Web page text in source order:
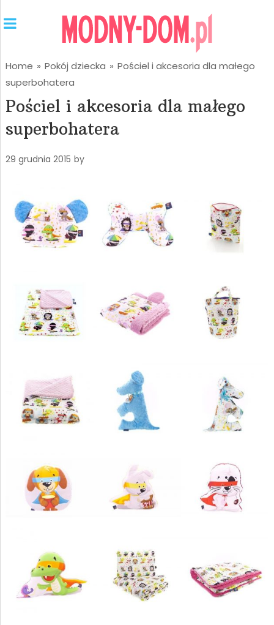
Home » Pokój dziecka » Pościel i akcesoria dla małego
superbohatera
Pościel i akcesoria dla małego
superbohatera
29 grudnia 2015 by